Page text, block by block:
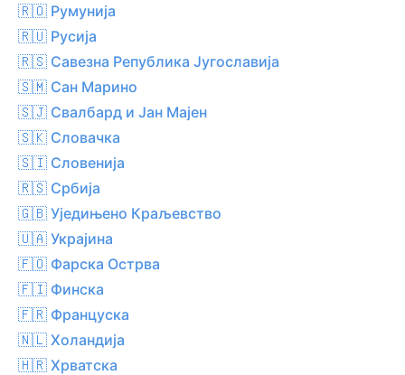
🇷🇴 Румунија
🇷🇺 Русија
🇷🇸 Савезна Република Југославија
🇸🇲 Сан Марино
🇸🇯 Свалбард и Јан Мајен
🇸🇰 Словачка
🇸🇮 Словенија
🇷🇸 Србија
🇬🇧 Уједињено Краљевство
🇺🇦 Украјина
🇫🇴 Фарска Острва
🇫🇮 Финска
🇫🇷 Француска
🇳🇱 Холандија
🇭🇷 Хрватска